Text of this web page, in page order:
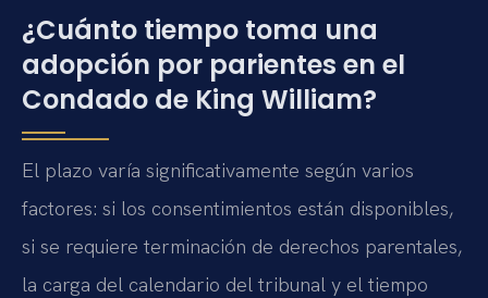
¿Cuánto tiempo toma una
adopción por parientes en el
Condado de King William?
El plazo varía significativamente según varios
factores: si los consentimientos están disponibles,
si se requiere terminación de derechos parentales,
la carga del calendario del tribunal y el tiempo